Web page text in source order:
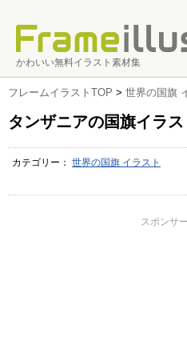
かわいい無料イラスト素材集
フレームイラストTOP > 世界の国旗
タンザニアの国旗イラ
カテゴリー： 世界の国旗 イラスト
スポンサ